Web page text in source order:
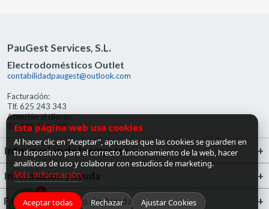
PauGest Services, S.L.
Electrodomésticos Outlet
contabilidadpaugest@outlook.com
Facturación:
Tlf. 625 243 343
Atención al cliente:
Tlf. 685 527 519
Información de la empresa
Información y ayuda
FrigoGas · Centro de Ayuda
1
Esta página web usa cookies
Al hacer clic en "Aceptar", apruebas que las cookies se guarden en
tu dispositivo para el correcto funcionamiento de la web, hacer
analíticas de uso y colaborar con estudios de marketing.
Más información
Aceptar todas Rechazar Ajustar Cookies